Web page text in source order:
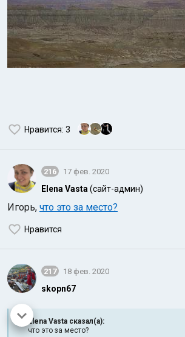
Нравится: 3
216 17 фев. 2020
Elena Vasta (сайт-админ)
Игорь, что это за место?
Нравится
217 18 фев. 2020
skopn67
Elena Vasta сказал(а):
что это за место?